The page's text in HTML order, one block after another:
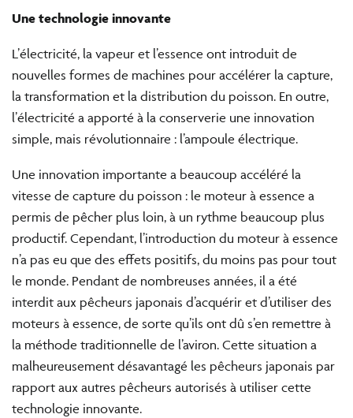
Une technologie innovante
L’électricité, la vapeur et l’essence ont introduit de
nouvelles formes de machines pour accélérer la capture,
la transformation et la distribution du poisson. En outre,
l’électricité a apporté à la conserverie une innovation
simple, mais révolutionnaire : l’ampoule électrique.
Une innovation importante a beaucoup accéléré la
vitesse de capture du poisson : le moteur à essence a
permis de pêcher plus loin, à un rythme beaucoup plus
productif. Cependant, l’introduction du moteur à essence
n’a pas eu que des effets positifs, du moins pas pour tout
le monde. Pendant de nombreuses années, il a été
interdit aux pêcheurs japonais d’acquérir et d’utiliser des
moteurs à essence, de sorte qu’ils ont dû s’en remettre à
la méthode traditionnelle de l’aviron. Cette situation a
malheureusement désavantagé les pêcheurs japonais par
rapport aux autres pêcheurs autorisés à utiliser cette
technologie innovante.